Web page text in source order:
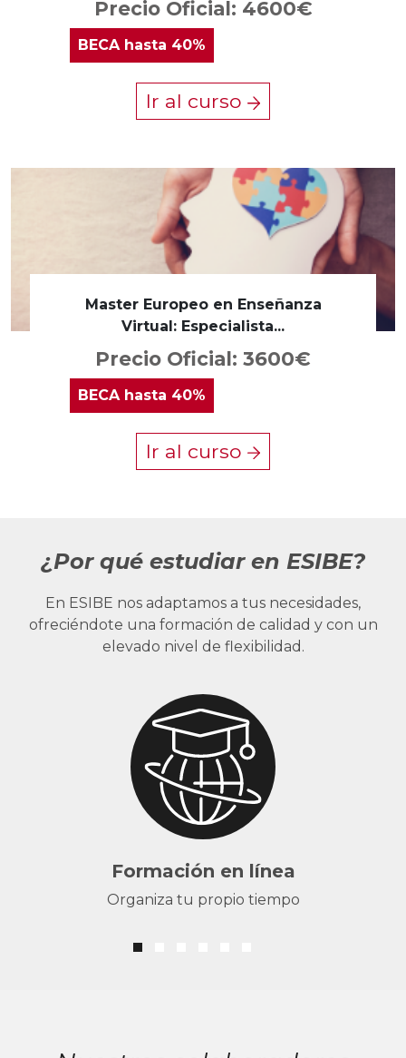
Precio Oficial: 4600€
BECAhasta 40%
Ir al curso
Master Europeo en Enseñanza
Virtual: Especialista...
Precio Oficial: 3600€
BECA hasta 40%
Ir al curso
¿Por qué estudiar en ESIBE?
En ESIBE nos adaptamos a tus necesidades,
ofreciéndote una formación de calidad y con un
elevado nivel de flexibilidad.
Formación en línea
Organiza tu propio tiempo